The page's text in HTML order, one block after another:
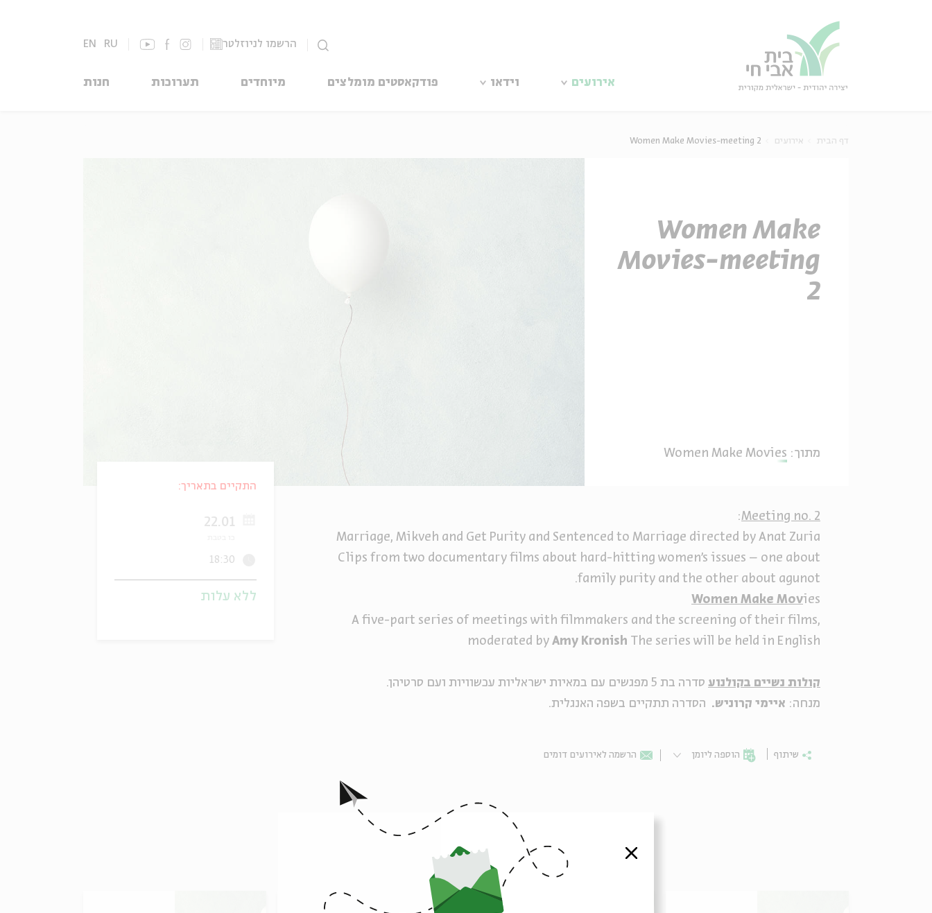
הרשמו לניוזלטר EN RU
אירועים וידאו פודקאסטים מומלצים מיוחדים תערוכות חנות
דף הבית אירועים Women Make Movies-meeting 2
Women Make
Movies-meeting
2
מתוך: Women Make Movies
Meeting no. 2
:
Marriage, Mikveh and Get Purity and Sentenced to Marriage directed by Anat Zuria
Clips from two documentary films about hard-hitting women’s issues – one about
family purity and the other about agunot.
Women Make Movies
A five-part series of meetings with filmmakers and the screening of their films,
moderated by Amy Kronish The series will be held in English
קולות נשיים בקולנוע סדרה בת 5 מפגשים עם במאיות ישראליות עכשוויות ועם סרטיהן.
מנחה: איימי קרוניש. הסדרה תתקיים בשפה האנגלית.
שיתוף הוספה ליומן הרשמה לאירועים דומים
התקיים בתאריך:
22.01
18:30
ללא עלות
אירועים נוספים בסדרה סגור